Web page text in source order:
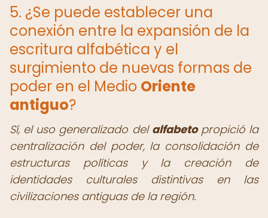
5. ¿Se puede establecer una
conexión entre la expansión de la
escritura alfabética y el
surgimiento de nuevas formas de
poder en el Medio Oriente
antiguo?
Sí, el uso generalizado del alfabetopropició la
centralización del poder, la consolidación de
estructuras políticas y la creación de
identidades culturales distintivas en las
civilizaciones antiguas de la región.